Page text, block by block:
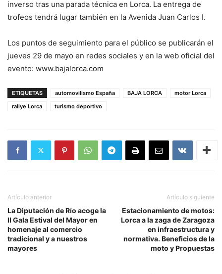
inverso tras una parada técnica en Lorca. La entrega de
trofeos tendrá lugar también en la Avenida Juan Carlos I.
Los puntos de seguimiento para el público se publicarán el
jueves 29 de mayo en redes sociales y en la web oficial del
evento: www.bajalorca.com
ETIQUETAS automovilismo España BAJA LORCA
motor Lorca
rallye Lorca
turismo deportivo
Artículo anterior
La Diputación de Río acoge la
II Gala Estival del Mayor en
homenaje al comercio
tradicional y a nuestros
mayores
Artículo siguiente
Estacionamiento de motos:
Lorca a la zaga de Zaragoza
en infraestructura y
normativa. Beneficios de la
moto y Propuestas